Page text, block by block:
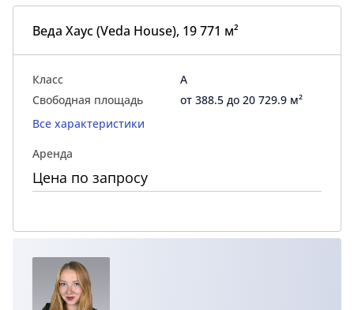
Веда Хаус (Veda House), 19 771 м²
Класс
A
Свободная площадь
от 388.5 до 20 729.9 м²
Все характеристики
Аренда
Цена по запросу